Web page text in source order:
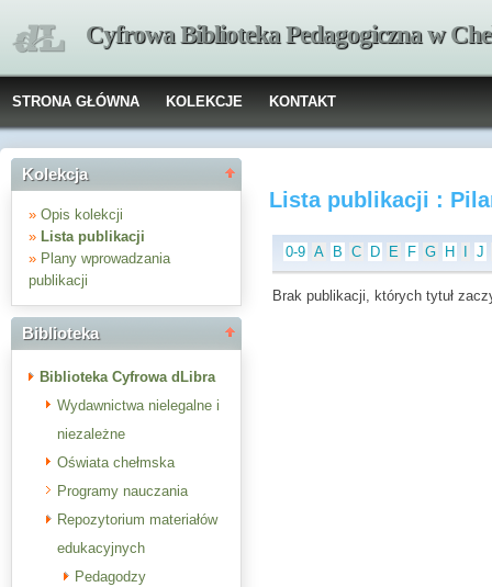
Cyfrowa Biblioteka Pedagogiczna w
STRONA GŁÓWNA KOLEKCJE KONTAKT
Kolekcja
» Opis kolekcji
» Lista publikacji
» Plany wprowadzania
publikacji
Biblioteka
Biblioteka Cyfrowa dLibra
Wydawnictwa nielegalne i
niezależne
Oświata chełmska
Programy nauczania
Repozytorium materiałów
edukacyjnych
Pedagodzy
Lista publikacji :
0-9 A B C D E F G H J
Brak publikacji, których tytuł